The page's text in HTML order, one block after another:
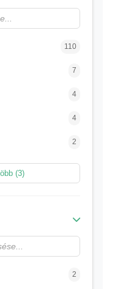
5
110
7
4
4
2
2
2
több (3)
2